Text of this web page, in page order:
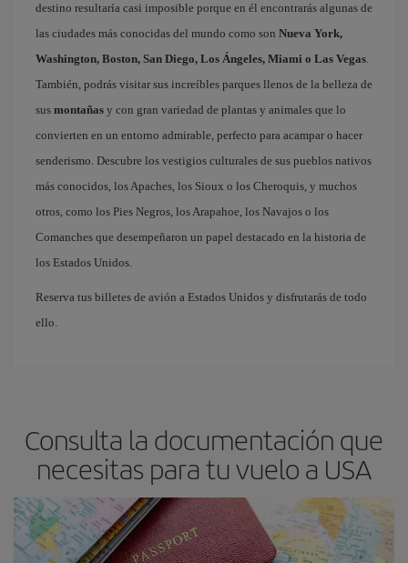
destino resultaría casi imposible porque en él encontrarás algunas de
las ciudades más conocidas del mundo como son Nueva York,
Washington, Boston, San Diego, Los Ángeles, Miami o Las Vegas
También, podrás visitar sus increíbles parques llenos de la belleza de
sus montañas y con gran variedad de plantas y animales que lo
convierten en un entorno admirable, perfecto para acampar o hacer
senderismo. Descubre los vestigios culturales de sus pueblos nativos
más conocidos, los Apaches, los Sioux o los Cheroquis, y muchos
otros, como los Pies Negros, los Arapahoe, los Navajos o los
Comanches que desempeñaron un papel destacado en la historia de
los Estados Unidos.
Reserva tus billetes de avión a Estados Unidos y disfrutarás de todo
ello.
Consulta la documentación que
necesitas para tu vuelo a USA